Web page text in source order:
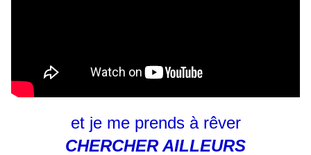
et je me prends à rêver
CHERCHER AILLEURS